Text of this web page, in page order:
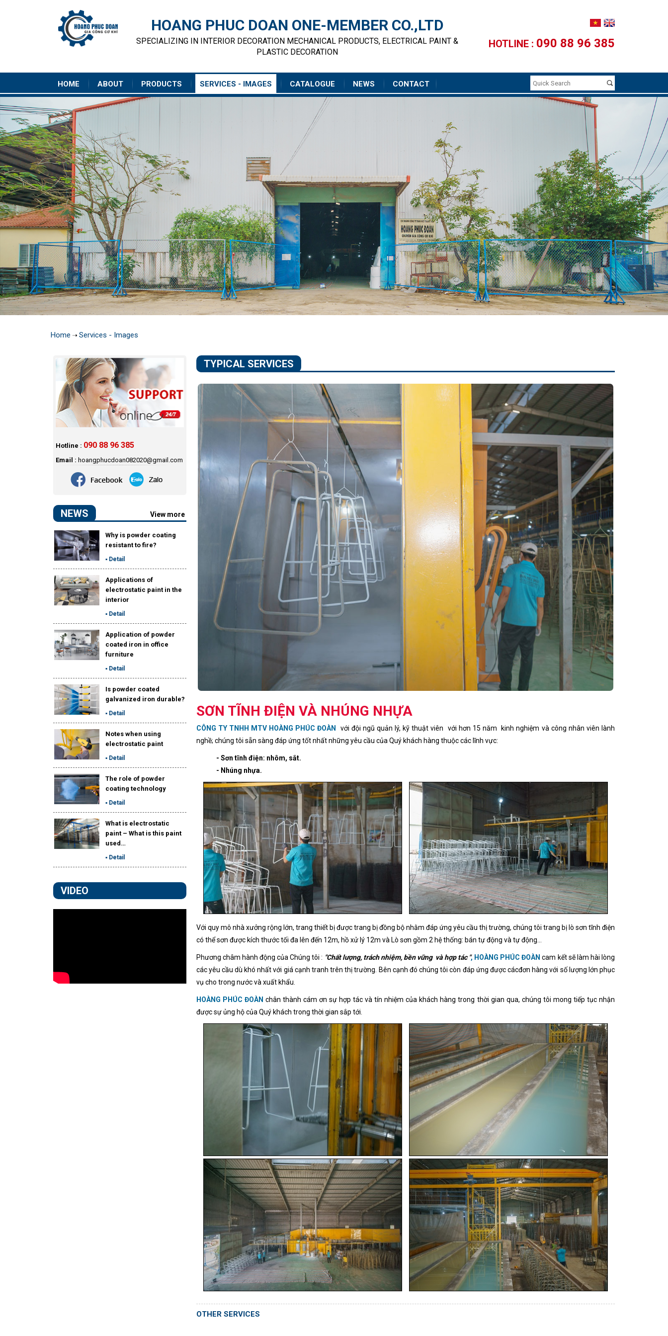
HOANG PHUC DOAN ONE-MEMBER CO.,LTD
SPECIALIZING IN INTERIOR DECORATION MECHANICAL PRODUCTS, ELECTRICAL PAINT &
PLASTIC DECORATION
HOTLINE : 090 88 96 385
HOME ABOUT PRODUCTS SERVICES - IMAGES CATALOGUE NEWS CONTACT
Home ➝ Services - Images
Hotline : 090 88 96 385
Email : hoangphucdoan082020@gmail.com
NEWS View more
Why is powder coating
resistant to fire?
▪ Detail
Applications of
electrostatic paint in the
interior
▪ Detail
Application of powder
coated iron in office
furniture
▪ Detail
Is powder coated
galvanized iron durable?
▪ Detail
Notes when using
electrostatic paint
▪ Detail
The role of powder
coating technology
▪ Detail
What is electrostatic
paint – What is this paint
used…
▪ Detail
VIDEO
TYPICAL SERVICES
SƠN TĨNH ĐIỆN VÀ NHÚNG NHỰA
CÔNG TY TNHH MTV HOÀNG PHÚC ĐOÀN
với đội ngũ quản lý, kỹ thuật viên với hơn 15 năm kinh nghiệm và công nhân viên lành
nghề; chúng tôi sẵn sàng đáp ứng tốt nhất những yêu cầu của Quý khách hàng thuộc các lĩnh vực:
- Sơn tĩnh điện: nhôm, sắt.
- Nhúng nhựa.
Với quy mô nhà xưởng rộng lớn, trang thiết bị được trang bị đồng bộ nhằm đáp ứng yêu cầu thị trường, chúng tôi trang bị lò sơn tĩnh điện
có thể sơn được kích thước tối đa lên đến 12m, hồ xử lý 12m và Lò sơn gồm 2 hệ thống: bán tự động và tự động...
Phương châm hành động của Chúng tôi : "Chất lượng, trách nhiệm, bền vững và hợp tác ", HOÀNG PHÚC ĐOÀN cam kết sẽ làm hài lòng
các yêu cầu dù khó nhất với giá cạnh tranh trên thị trường. Bên cạnh đó chúng tôi còn đáp ứng được cácđơn hàng với số lượng lớn phục
vụ cho trong nước và xuất khẩu.
HOÀNG PHÚC ĐOÀN chân thành cám ơn sự hợp tác và tín nhiệm của khách hàng trong thời gian qua, chúng tôi mong tiếp tục nhận
được sự ủng hộ của Quý khách trong thời gian sắp tới.
OTHER SERVICES